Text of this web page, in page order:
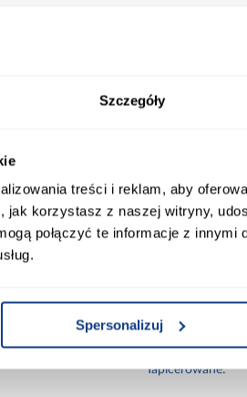
Szczegóły
treści i reklam, aby
korzystasz z naszej witryny,
połączyć te informacje z innymi
Spersonalizuj
i nowoczesny styl
cechuje się trwałością
i uniwersalny charakter.
– prosta konstrukcja
na elastyczne
o
Tapicerowane: